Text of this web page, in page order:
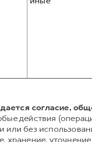
согласие,
действия
без
хранение,